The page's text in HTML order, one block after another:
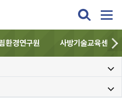
환경연구원 사방기술교육센터